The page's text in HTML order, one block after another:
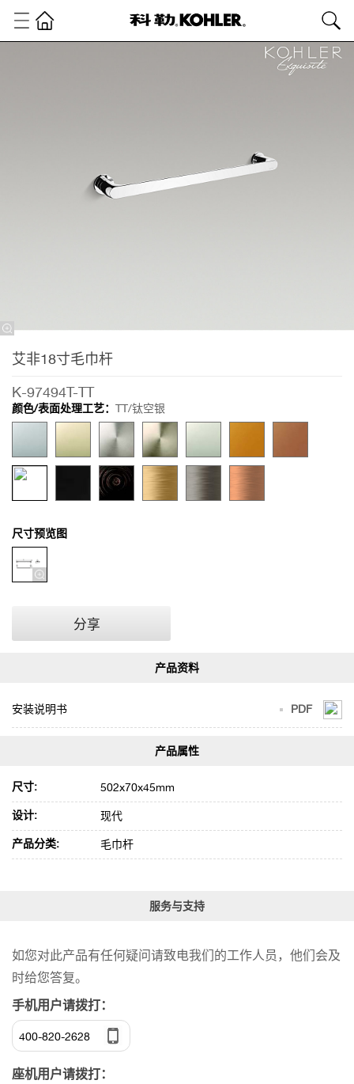
系
艾非18寸毛巾杆
K-97494T-TT
颜色/表面处理工艺： TT/钛空银
尺寸预览图
分享
PDF
安装说明书
尺寸: 502x70x45mm
设计: 现代
产品分类: 毛巾杆
服务与支持
如您对此产品有任何疑问请致电我们的工作人员，他们会及
时给您答复。
手机用户请拨打：
400-820-2628
座机用户请拨打：